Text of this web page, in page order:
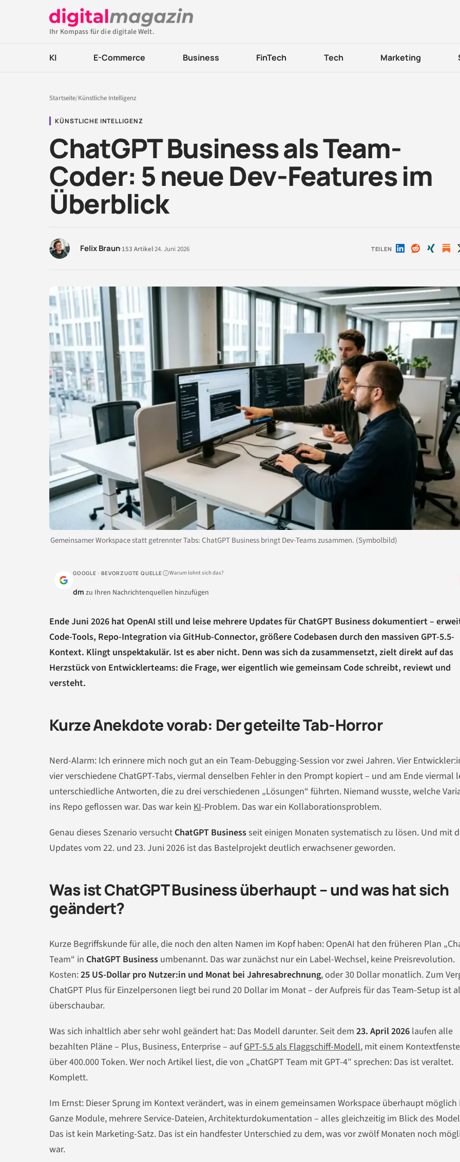
Ihr Kompass für die digitale Welt.
KI E-Commerce Business FinTech Tech Marketing
Startseite/Künstliche Intelligenz
KÜNSTLICHE INTELLIGENZ
ChatGPT Business als Team-
Coder: 5 neue Dev-Features im
Überblick
Felix Braun·153 Artikel·24. Juni 2026 TEILEN Auf Auf Auf
Gemeinsamer Workspace statt getrennter Tabs: ChatGPT Business bringt Dev-Teams zusammen. (Symbolbild)
GOOGLE · BEVORZUGTE QUELLE Warum lohnt sich das?
dm zu Ihren Nachrichtenquellen hinzufügen
Ende Juni 2026 hat OpenAI still und leise mehrere Updates für ChatGPT Business dokumentiert –
Code-Tools, Repo-Integration via GitHub-Connector, größere Codebasen durch den massiven GPT-5.5-
Kontext. Klingt unspektakulär. Ist es aber nicht. Denn was sich da zusammensetzt, zielt direkt auf das
Herzstück von Entwicklerteams: die Frage, wer eigentlich wie gemeinsam Code schreibt, reviewt und
versteht.
Kurze Anekdote vorab: Der geteilte Tab-Horror
Nerd-Alarm: Ich erinnere mich noch gut an ein Team-Debugging-Session vor zwei Jahren. Vier
vier verschiedene ChatGPT-Tabs, viermal denselben Fehler in den Prompt kopiert – und am Ende viermal
unterschiedliche Antworten, die zu drei verschiedenen „Lösungen“ führten. Niemand wusste, welche
ins Repo geflossen war. Das war kein KI-Problem. Das war ein Kollaborationsproblem.
Genau dieses Szenario versucht ChatGPT Businessseit einigen Monaten systematisch zu lösen. Und mit
Updates vom 22. und 23. Juni 2026 ist das Bastelprojekt deutlich erwachsener geworden.
Was ist ChatGPT Business überhaupt – und was hat sich
geändert?
Kurze Begriffskunde für alle, die noch den alten Namen im Kopf haben: OpenAI hat den früheren Plan
Team“ in ChatGPT Business umbenannt. Das war zunächst nur ein Label-Wechsel, keine Preisrevolution.
Kosten:25 US-Dollar pro Nutzer:in und Monat bei Jahresabrechnung, oder 30 Dollar monatlich. Zum
ChatGPT Plus für Einzelpersonen liegt bei rund 20 Dollar im Monat – der Aufpreis für das Team-Setup ist
überschaubar.
Was sich inhaltlich aber sehr wohl geändert hat: Das Modell darunter. Seit dem 23. April 2026 laufen alle
bezahlten Pläne – Plus, Business, Enterprise – aufGPT-5.5 als Flaggschiff-Modell, mit einem
über 400.000 Token. Wer noch Artikel liest, die von „ChatGPT Team mit GPT-4″ sprechen: Das ist veraltet.
Komplett.
Im Ernst: Dieser Sprung im Kontext verändert, was in einem gemeinsamen Workspace überhaupt möglich
Ganze Module, mehrere Service-Dateien, Architekturdokumentation – alles gleichzeitig im Blick des
Das ist kein Marketing-Satz. Das ist ein handfester Unterschied zu dem, was vor zwölf Monaten noch
war.